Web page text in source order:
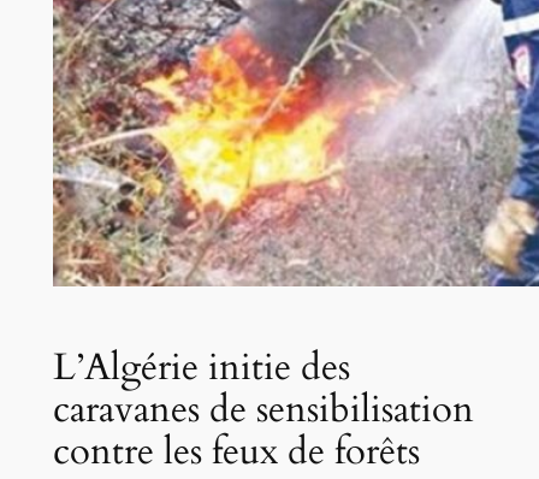
L’Algérie initie des
caravanes de sensibilisation
contre les feux de forêts